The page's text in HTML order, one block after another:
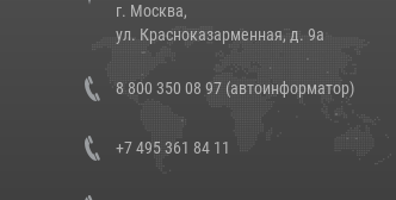
г. Москва,
ул. Красноказарменная, д. 9а
8 800 350 08 97 (автоинформатор)
+7 495 361 84 11